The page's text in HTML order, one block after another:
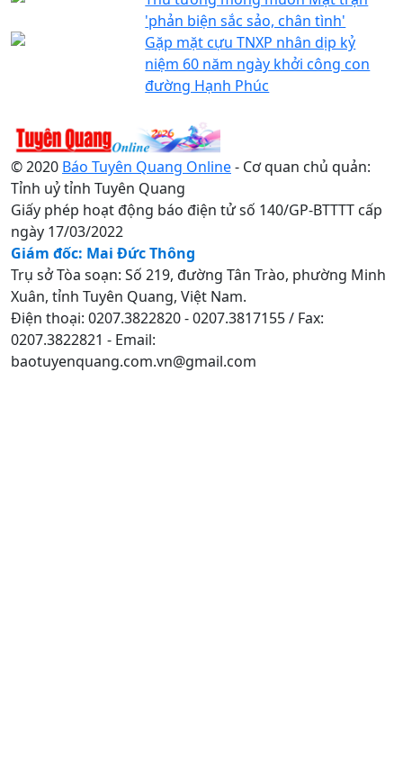
'phản biện sắc sảo, chân tình'
Gặp mặt cựu TNXP nhân dịp kỷ
niệm 60 năm ngày khởi công con
đường Hạnh Phúc
© 2020 Báo Tuyên Quang Online- Cơ quan chủ quản:
Tỉnh uỷ tỉnh Tuyên Quang
Giấy phép hoạt động báo điện tử số 140/GP-BTTTT cấp
ngày 17/03/2022
Giám đốc: Mai Đức Thông
Trụ sở Tòa soạn: Số 219, đường Tân Trào, phường Minh
Xuân, tỉnh Tuyên Quang, Việt Nam.
Điện thoại: 0207.3822820 - 0207.3817155 / Fax:
0207.3822821 - Email:
baotuyenquang.com.vn@gmail.com